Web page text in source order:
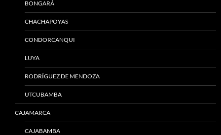
BONGARÁ
CHACHAPOYAS
CONDORCANQUI
LUYA
RODRÍGUEZ DE MENDOZA
UTCUBAMBA
CAJAMARCA
CAJABAMBA